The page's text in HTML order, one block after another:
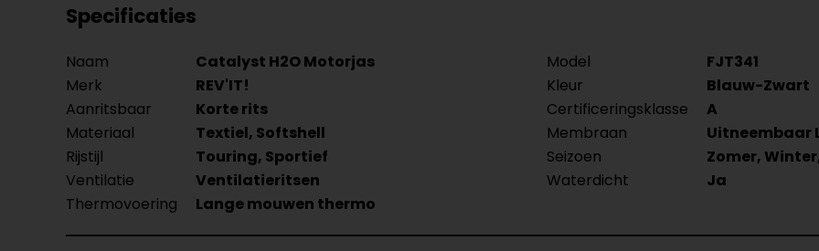
Specificaties
Naam Catalyst H2O Motorjas Model
FJT341
Merk
REV'IT! Kleur
Blauw-Zwart
Aanritsbaar
Korte rits Certificeringsklasse
A
Materiaal
Textiel, Softshell Membraan
Uitneembaar
Rijstijl
Touring, Sportief Seizoen
Zomer,
Ventilatie
Ventilatieritsen Waterdicht
Ja
Thermovoering
Lange mouwen thermo